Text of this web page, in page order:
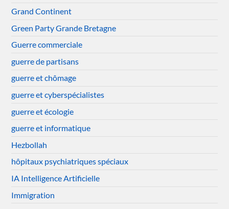
Grand Continent
Green Party Grande Bretagne
Guerre commerciale
guerre de partisans
guerre et chômage
guerre et cyberspécialistes
guerre et écologie
guerre et informatique
Hezbollah
hôpitaux psychiatriques spéciaux
IA Intelligence Artificielle
Immigration